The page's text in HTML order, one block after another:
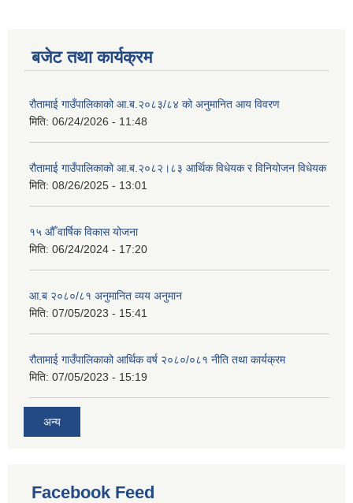
बजेट तथा कार्यक्रम
रौतामाई गाउँपालिकाको आ.ब.२०८३/८४ को अनुमानित आय विवरण
मिति: 06/24/2026 - 11:48
रौतामाई गाउँपालिकाको आ.ब.२०८२।८३ आर्थिक विधेयक र विनियोजन विधेयक
मिति: 08/26/2025 - 13:01
१५ औँ वार्षिक विकास योजना
मिति: 06/24/2024 - 17:20
आ.ब २०८०/८१ अनुमानित व्यय अनुमान
मिति: 07/05/2023 - 15:41
रौतामाई गाउँपालिकाको आर्थिक वर्ष २०८०/०८१ नीति तथा कार्यक्रम
मिति: 07/05/2023 - 15:19
अन्य
Facebook Feed